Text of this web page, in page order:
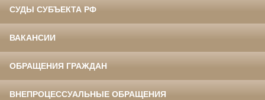
СУДЫ СУБЪЕКТА РФ
ВАКАНСИИ
ОБРАЩЕНИЯ ГРАЖДАН
ВНЕПРОЦЕССУАЛЬНЫЕ ОБРАЩЕНИЯ